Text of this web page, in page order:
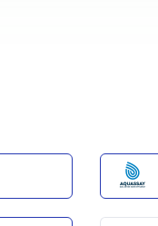
visant à l’autonomie
valorisation, moins
profonde, des
rapides, restent